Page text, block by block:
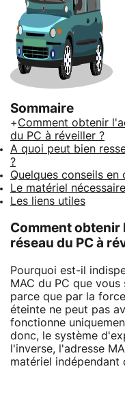
Sommaire
+Comment obtenir
du PC à réveiller ?
A quoi peut bien
?
Quelques conseils en
Le matériel nécessaire
Les liens utiles
Comment obtenir
réseau du PC à
Pourquoi est-il
MAC du PC que
parce que par la
éteinte ne peut pas
fonctionne
donc, le système
l'inverse, l'adresse
matériel